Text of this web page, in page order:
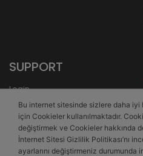
SUPPORT
Login
Register
Forgot Password
Bank Transfer
Bu internet sitesinde sizlere daha iyi
için Cookieler kullanılmaktadır.
değiştirmek ve Cookieler hakkında
İnternet Sitesi Gizlilik Politikası’nı
ayarlarını değiştirmeniz durumunda